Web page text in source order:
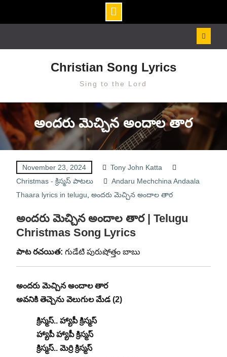
Christian Song Lyrics
Sing to the Lord
అందరు మెచ్చిన అందాల తార
November 23, 2024
Tony John Katta
Christmas - క్రిస్మస్ పాటలు
Andaru Mechchina Andaala
Thaara lyrics in telugu అందరు మెచ్చిన అందాల తార
అందరు మెచ్చిన అందాల తార | Telugu
Christmas Song Lyrics
పాట రచయిత: గుడేటి పురుషోత్తం బాబు
అందరు మెచ్చిన అందాల తార
అవనికి తెచ్చెను వెలుగుల మేడ (2)
క్రిస్మస్.. హ్యాపీ క్రిస్మస్
హ్యాపీ హ్యాపీ క్రిస్మస్
క్రిస్మస్.. మెర్రి క్రిస్మస్